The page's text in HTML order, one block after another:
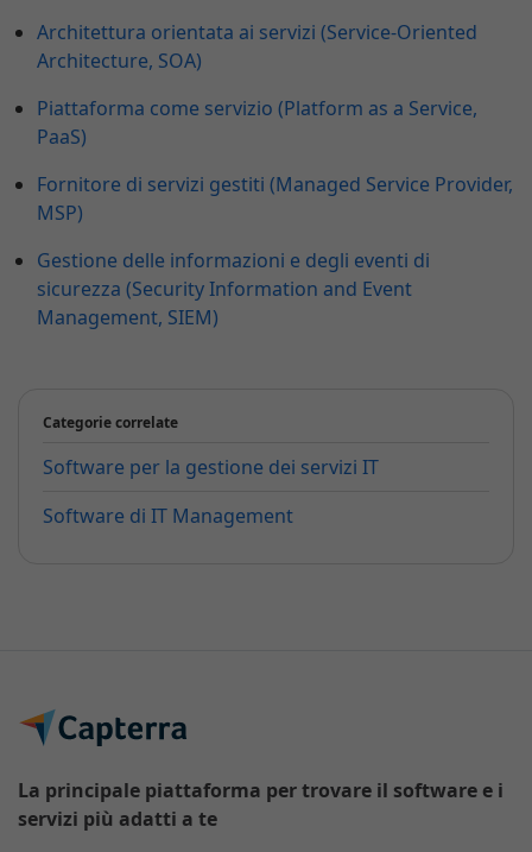
Architettura orientata ai servizi (Service-Oriented
Architecture, SOA)
Piattaforma come servizio (Platform as a Service,
PaaS)
Fornitore di servizi gestiti (Managed Service Provider,
MSP)
Gestione delle informazioni e degli eventi di
sicurezza (Security Information and Event
Management, SIEM)
Categorie correlate
Software per la gestione dei servizi IT
Software di IT Management
La principale piattaforma per trovare il software e i
servizi più adatti a te